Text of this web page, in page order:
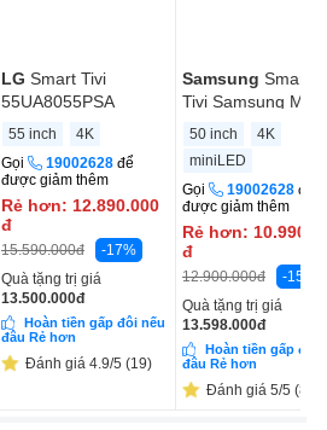
LG Smart Tivi
55UA8055PSA
55 inch 4K
Gọi 19002628 để
được giảm thêm
Rẻ hơn: 12.890.000
đ
15.590.000đ
-17%
Quà tặng trị giá
13.500.000đ
Hoàn tiền gấp đôi nếu
đâu Rẻ hơn
Đánh giá 4.9/5 (19)
Samsung Smart
Tivi Samsung Mini
LED 4K 50 Inch
50 inch
4K
miniLED
Gọi 19002628 để
được giảm thêm
Rẻ hơn:
đ
12.900.000đ
-15%
Quà tặng trị giá
13.598.000đ
Hoàn tiền gấp đôi
đâu Rẻ hơn
Đánh giá 5/5 (8)